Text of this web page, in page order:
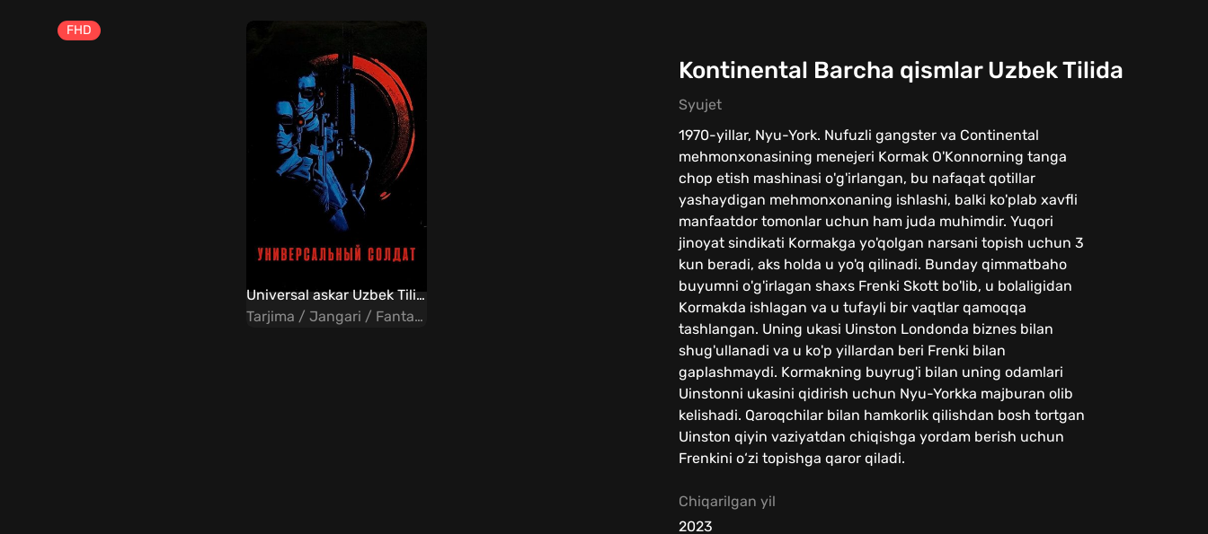
FHD
Universal askar Uzbek Tilida
Tarjima / Jangari / Fantastika
Kontinental Barcha qismlar Uzbek Tilida
Syujet
1970-yillar, Nyu-York. Nufuzli gangster va Continental
mehmonxonasining menejeri Kormak O'Konnorning tanga
chop etish mashinasi o'g'irlangan, bu nafaqat qotillar
yashaydigan mehmonxonaning ishlashi, balki ko'plab xavfli
manfaatdor tomonlar uchun ham juda muhimdir. Yuqori
jinoyat sindikati Kormakga yo'qolgan narsani topish uchun 3
kun beradi, aks holda u yo'q qilinadi. Bunday qimmatbaho
buyumni o'g'irlagan shaxs Frenki Skott bo'lib, u bolaligidan
Kormakda ishlagan va u tufayli bir vaqtlar qamoqqa
tashlangan. Uning ukasi Uinston Londonda biznes bilan
shug'ullanadi va u ko'p yillardan beri Frenki bilan
gaplashmaydi. Kormakning buyrug'i bilan uning odamlari
Uinstonni ukasini qidirish uchun Nyu-Yorkka majburan olib
kelishadi. Qaroqchilar bilan hamkorlik qilishdan bosh tortgan
Uinston qiyin vaziyatdan chiqishga yordam berish uchun
Frenkini o‘zi topishga qaror qiladi.
Chiqarilgan yil
2023